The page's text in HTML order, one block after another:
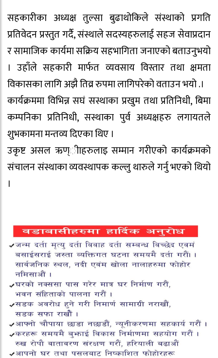
सहकारीका अध्यक्ष तुल्सा बुढाथोकिले संस्थाको प्रगति
प्रतिवेदन प्रस्तुत गर्दै, संस्थाले सदस्यहरुलाई सहज सेवाप्रदान
र सामाजिक कार्यमा सक्रिय सहभागिता जनाएको बताउनुभयो
। उहाँले सहकारी मार्फत व्यवसाय विस्तार तथा क्षमता
विकासका लागि अझै तिव्र रुपमा लागिपरेको वताउन भयो .।
कार्यक्रममा विभिन्न सघं सस्थाका प्रखुम तथा प्रतिनिधी, बिमा
कम्पनिका प्रतिनिधी, सस्थाका पुर्व अध्यक्षहरु लगायतले
शुभकामना मन्तव्य दिएका थिए ।
उकृष्ट असल ऋण्ीाहरुलाइ सम्मान गरीएको कार्यक्रमको
संचालन संस्थाका व्यवस्थापक कल्लु थारुले गर्नु भएको थियो
।